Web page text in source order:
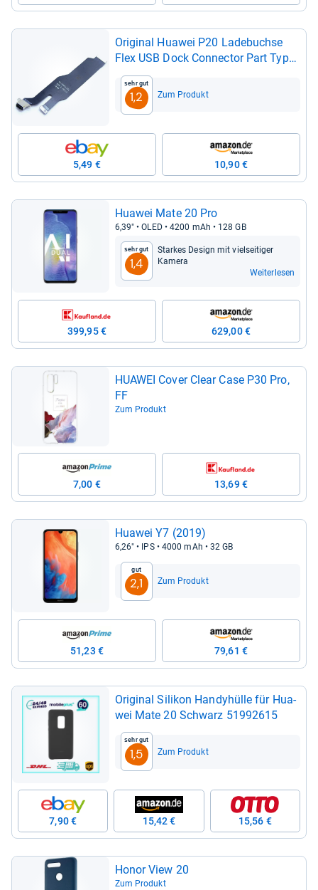
Ori­gi­nal Hua­wei P20 Lade­buchse
Flex USB Dock Connec­tor Part Type-​
C USB Mikro­fon
Sehr gut
1,2 Zum Produkt
5,49 € 10,90 €
Hua­wei Mate 20 Pro
6,39" • OLED • 4200 mAh • 128 GB
Sehr gut
1,4
Star­kes Design mit viel­sei­ti­ger
Kamera
Weiterlesen
399,95 € 629,00 €
HUA­WEI Cover Clear Case P30 Pro,
FF
Zum Produkt
7,00 € 13,69 €
Hua­wei Y7 (2019)
6,26" • IPS • 4000 mAh • 32 GB
Gut
2,1 Zum Produkt
51,23 € 79,61 €
Ori­gi­nal Sili­kon Han­dy­hülle für Hua­
wei Mate 20 Schwarz 51992615
Sehr gut
1,5 Zum Produkt
7,90 € 15,42 € 15,56 €
Honor View 20
Zum Produkt